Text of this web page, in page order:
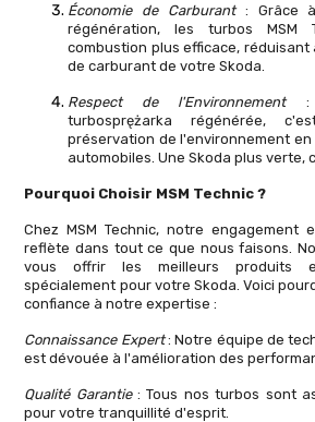
Économie de Carburant: Grâce
régénération, les turbos MSM
combustion plus efficace, réduisant
de carburant de votre Skoda.
Respect de l'Environnement:
turbosprężarka régénérée,
préservation de l'environnement
automobiles. Une Skoda plus verte,
Pourquoi Choisir MSM Technic ?
Chez MSM Technic, notre engagement
reflète dans tout ce que nous faisons.
vous offrir les meilleurs produits
spécialement pour votre Skoda. Voici
confiance à notre expertise :
Connaissance Expert: Notre équipe de
est dévouée à l'amélioration des
Qualité Garantie: Tous nos turbos sont
pour votre tranquillité d'esprit.